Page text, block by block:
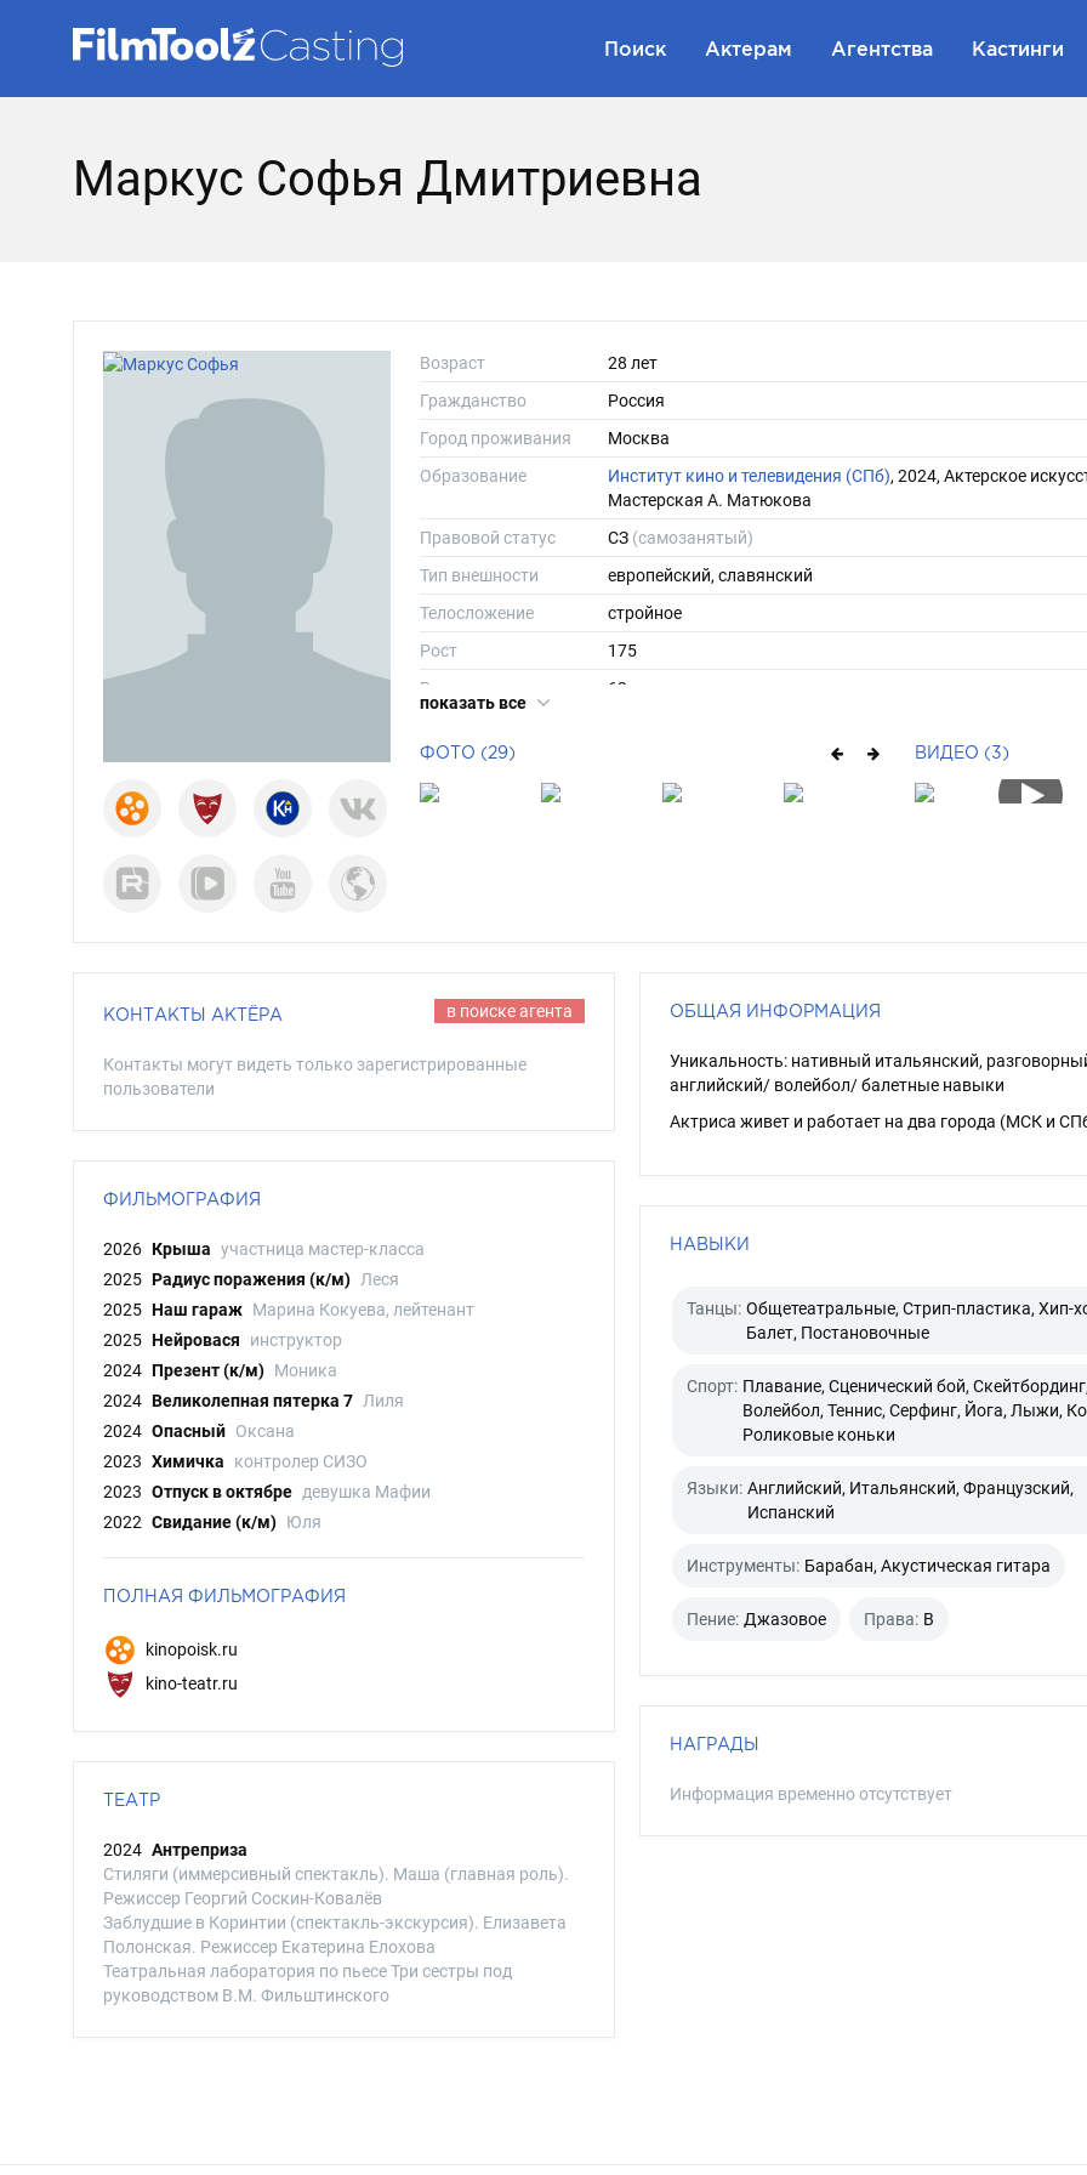
Поиск Актерам Агентства Кастинги
Маркус Софья Дмитриевна
Возраст
28 лет
Гражданство
Россия
Город проживания
Москва
Образование
Институт кино и телевидения (СПб), 2024, Актерское
Мастерская А. Матюкова
Правовой статус
СЗ (самозанятый)
Тип внешности
европейский, славянский
Телосложение
стройное
Рост
175
Вес
63
Размер обуви
Длина волос
средние
показать все
ФОТО (29) ВИДЕО (3)
КОНТАКТЫ АКТЁРА в поиске агента
Контакты могут видеть только зарегистрированные
пользователи
ФИЛЬМОГРАФИЯ
2026 Крыша участница мастер-класса
2025 Радиус поражения (к/м) Леся
2025 Наш гараж Марина Кокуева, лейтенант
2025 Нейровася
инструктор
2024 Презент (к/м) Моника
2024 Великолепная пятерка 7 Лиля
2024 Опасный Оксана
2023 Химичка
контролер СИЗО
2023 Отпуск в октябре девушка Мафии
2022 Свидание (к/м) Юля
ПОЛНАЯ ФИЛЬМОГРАФИЯ
kinopoisk.ru
kino-teatr.ru
ТЕАТР
2024 Антреприза
Стиляги (иммерсивный спектакль). Маша (главная роль).
Режиссер Георгий Соскин-Ковалёв
Заблудшие в Коринтии (спектакль-экскурсия). Елизавета
Полонская. Режиссер Екатерина Елохова
Театральная лаборатория по пьесе Три сестры под
руководством В.М. Фильштинского
ОБЩАЯ ИНФОРМАЦИЯ
Уникальность: нативный итальянский,
английский/ волейбол/ балетные навыки
Актриса живет и работает на два города (МСК и
НАВЫКИ
Танцы: Общетеатральные, Стрип-пластика, Хип-
Балет, Постановочные
Спорт: Плавание, Сценический бой,
Волейбол, Теннис, Серфинг, Йога, Лыжи,
Роликовые коньки
Языки: Английский, Итальянский, Французский,
Испанский
Инструменты: Барабан, Акустическая гитара
Пение: Джазовое Права: B
НАГРАДЫ
Информация временно отсутствует